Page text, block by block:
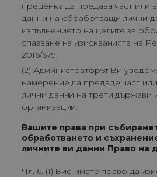
преценка да предава част или
данни на обработващи лични
изпълнението на целите за
спазване на изискванията на
2016/679.
(2) Администраторът Ви
намерение да предаде част
лични данни на трети
организации.
Вашите права при
обработването и
личните ви данни Право на
Чл. 6. (1) Вие имате право да